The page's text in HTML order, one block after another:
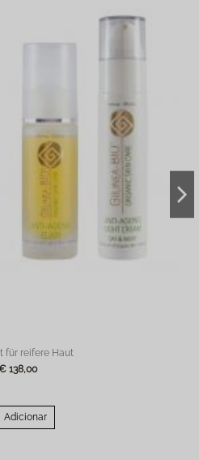
Wachmachers. Sehr empfehlenswert.
für reifere Haut
138,00
Adicionar